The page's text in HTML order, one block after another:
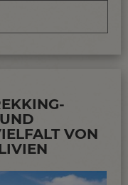
VON